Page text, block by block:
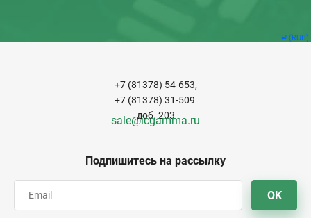
Р (RUB)
Подпишитесь на рассылку
OK
+7 (81378) 54-653,
+7 (81378) 31-509
доб. 203
sale@icgamma.ru